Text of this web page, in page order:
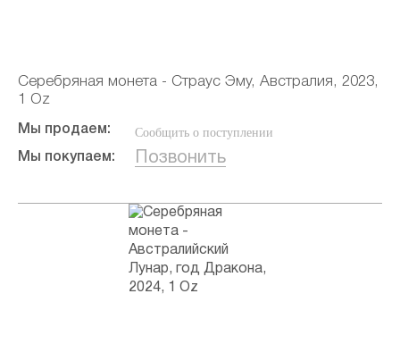
Серебряная монета - Страус Эму, Австралия, 2023,
1 Oz
Мы продаем: Сообщить о поступлении
Мы покупаем: Позвонить